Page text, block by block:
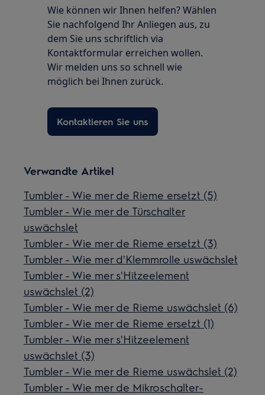
Wie können wir Ihnen helfen? Wählen
Sie nachfolgend Ihr Anliegen aus, zu
dem Sie uns schriftlich via
Kontaktformular erreichen wollen.
Wir melden uns so schnell wie
möglich bei Ihnen zurück.
Kontaktieren Sie uns
Verwandte Artikel
Tumbler - Wie mer de Rieme ersetzt (5)
Tumbler - Wie mer de Türschalter
uswächslet
Tumbler - Wie mer de Rieme ersetzt (3)
Tumbler - Wie mer d'Klemmrolle uswächslet
Tumbler - Wie mer s'Hitzeelement
uswächslet (2)
Tumbler - Wie mer de Rieme uswächslet (6)
Tumbler - Wie mer de Rieme ersetzt (1)
Tumbler - Wie mer s'Hitzeelement
uswächslet (3)
Tumbler - Wie mer de Rieme uswächslet (2)
Tumbler - Wie mer de Mikroschalter-